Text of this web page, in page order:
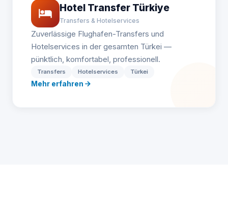
Hotel Transfer Türkiye
Transfers & Hotelservices
Zuverlässige Flughafen-Transfers und
Hotelservices in der gesamten Türkei —
pünktlich, komfortabel, professionell.
Transfers Hotelservices Türkei
Mehr erfahren